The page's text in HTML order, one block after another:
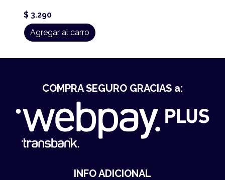
$ 3.290
Agregar al carro
INFO ADICIONAL
COMPRA SEGURO GRACIAS a: